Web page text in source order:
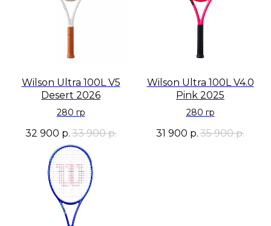
Wilson Ultra 100L V5
Desert 2026
280 гр
32 900 р.33 900 р.
Wilson Ultra 100L V4.0
Pink 2025
280 гр
31 900 р. 35 900 р.